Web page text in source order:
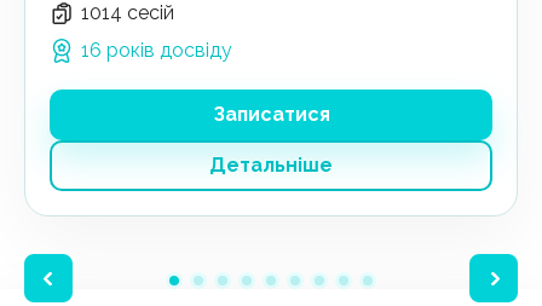
1014 сесій
16 років досвіду
Детальніше
Записатися